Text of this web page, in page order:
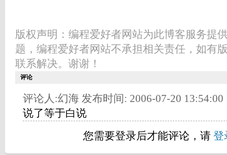
版权声明：编程爱好者网站为此博客服务提
题，编程爱好者网站不承担相关责任，如有
联系解决。谢谢！
评论
评论人:幻海 发布时间: 2006-07-20 13:54:00
说了等于白说
您需要登录后才能评论，请 登